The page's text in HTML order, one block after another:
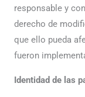
responsable y
derecho de
que ello pueda
fueron
Identidad de las